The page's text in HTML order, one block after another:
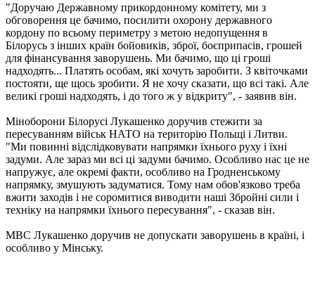
"Доручаю Державному прикордонному комітету, ми з
обговорення це бачимо, посилити охорону державного
кордону по всьому периметру з метою недопущення в
Білорусь з інших країн бойовиків, зброї, боєприпасів, грошей
для фінансування заворушень. Ми бачимо, що ці гроші
надходять... Платять особам, які хочуть заробити. З квіточками
постояти, ще щось зробити. Я не хочу сказати, що всі такі. Але
великі гроші надходять, і до того ж у відкриту", - заявив він.
Міноборони Білорусі Лукашенко доручив стежити за
пересуванням військ НАТО на територію Польщі і Литви.
"Ми повинні відслідковувати напрямки їхнього руху і їхні
задуми. Але зараз ми всі ці задуми бачимо. Особливо нас це не
напружує, але окремі факти, особливо на Гродненському
напрямку, змушують задуматися. Тому нам обов'язково треба
вжити заходів і не соромитися виводити наші Збройні сили і
техніку на напрямки їхнього пересування", - сказав він.
МВС Лукашенко доручив не допускати заворушень в країні, і
особливо у Мінську.